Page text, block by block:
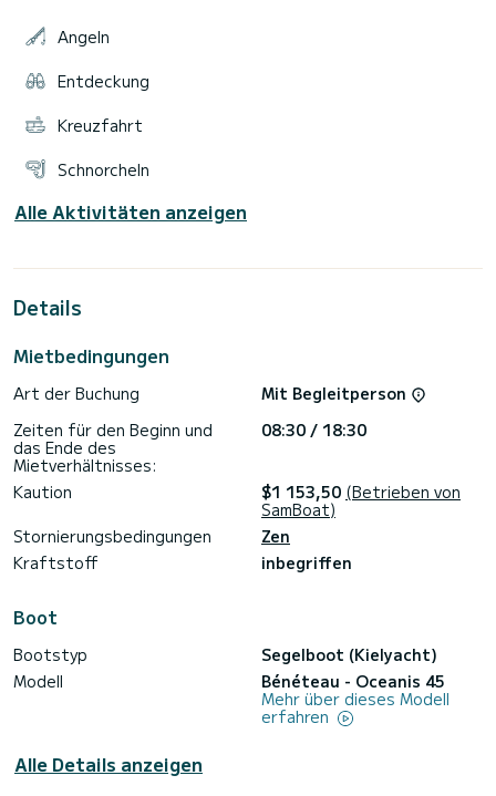
Angeln
Entdeckung
Kreuzfahrt
Schnorcheln
Alle Aktivitäten anzeigen
Details
Mietbedingungen
Art der Buchung
Mit Begleitperson
Zeiten für den Beginn und
das Ende des
Mietverhältnisses:
08:30 / 18:30
Kaution $1 153,50 (Betrieben von
SamBoat)
Stornierungsbedingungen
Zen
Kraftstoff
inbegriffen
Boot
Bootstyp
Segelboot (Kielyacht)
Modell
Bénéteau - Oceanis 45
Mehr über dieses Modell
erfahren
Alle Details anzeigen